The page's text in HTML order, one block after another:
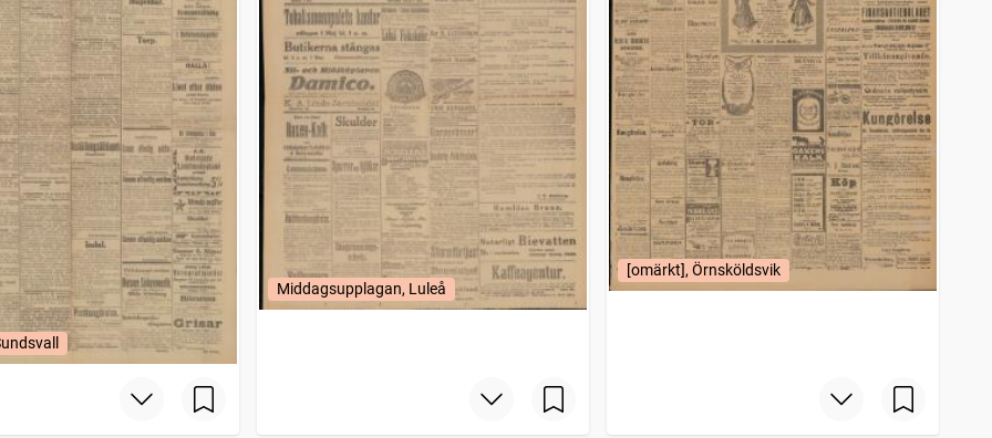
Middagsupplagan, Luleå
[omärkt], Örnsköldsvik